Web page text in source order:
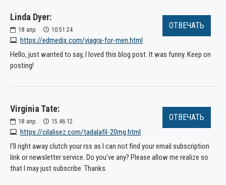
Linda Dyer:
18 апр. 10:51:24
https://edmedix.com/viagra-for-men.html
ОТВЕЧАТЬ
Hello, just wanted to say, I loved this blog post. It was funny. Keep on
posting!
Virginia Tate:
18 апр. 15:46:12
https://cilalisez.com/tadalafil-20mg.html
ОТВЕЧАТЬ
I'll right away clutch your rss as I can not find your email subscription
link or newsletter service. Do you've any? Please allow me realize so
that I may just subscribe. Thanks.